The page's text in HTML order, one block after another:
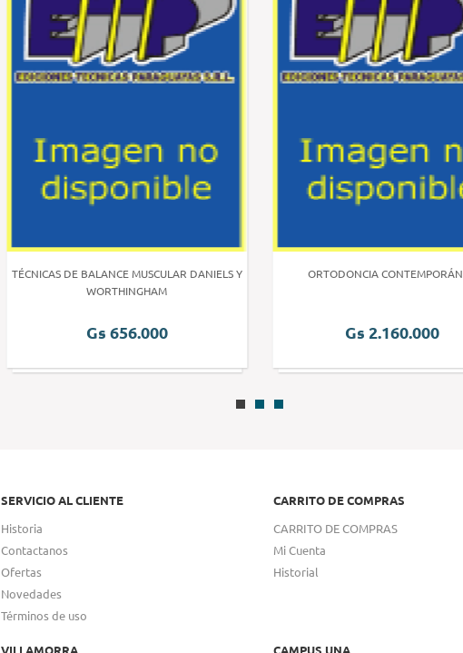
TÉCNICAS DE BALANCE MUSCULAR DANIELS Y
WORTHINGHAM
Gs 656.000
ORTODONCIA
Gs 2.160.000
SERVICIO AL CLIENTE
Historia
Contactanos
Ofertas
Novedades
Términos de uso
CARRITO DE COMPRAS
CARRITO DE COMPRAS
Mi Cuenta
Historial
VILLAMORRA CAMPUS UNA